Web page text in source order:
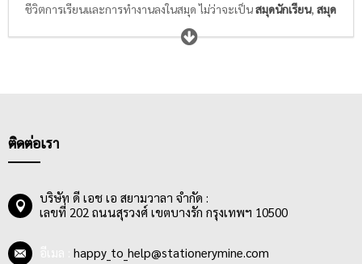
ชีวิตการเรียนและการทำงานลงในสมุด ไม่ว่าจะเป็นสมุดนักเรียน, สมุด
สมุดบันทึก
เขียนรายละเอียดของสิ่งที่สำคัญหรือวาดภาพของสิ่งที่ต้องการจดจำ
ติดต่อเรา
บริษัท ดี เอช เอ สยามวาลา จำกัด :
เลขที่ 202 ถนนสุรวงศ์ เขตบางรัก กรุงเทพฯ 10500
happy_to_help@stationerymine.com